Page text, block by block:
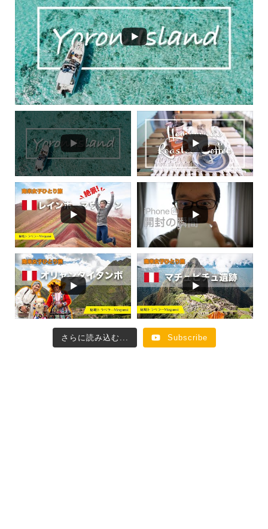
さらに読み込む... Subscribe